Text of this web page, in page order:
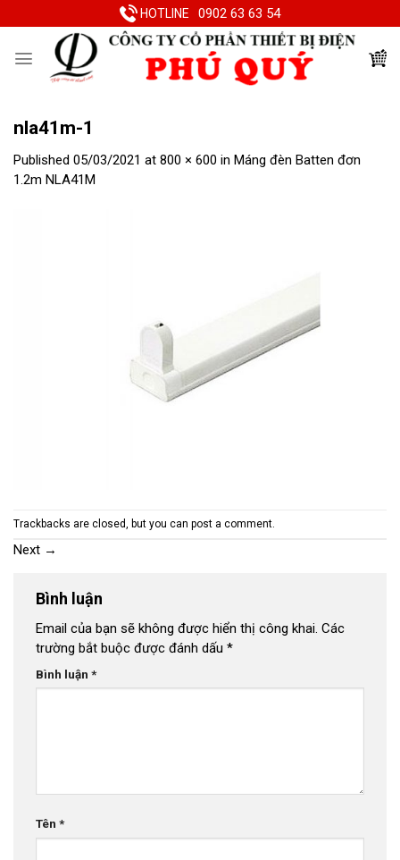
to
HOTLINE 0902 63 63 54
nla41m-1
Published 05/03/2021 at 800 × 600 in Máng đèn Batten đơn
1.2m NLA41M
Trackbacks are closed, but you can post a comment.
Next →
Bình luận
Email của bạn sẽ không được hiển thị công khai. Các
trường bắt buộc được đánh dấu *
Bình luận *
Tên *